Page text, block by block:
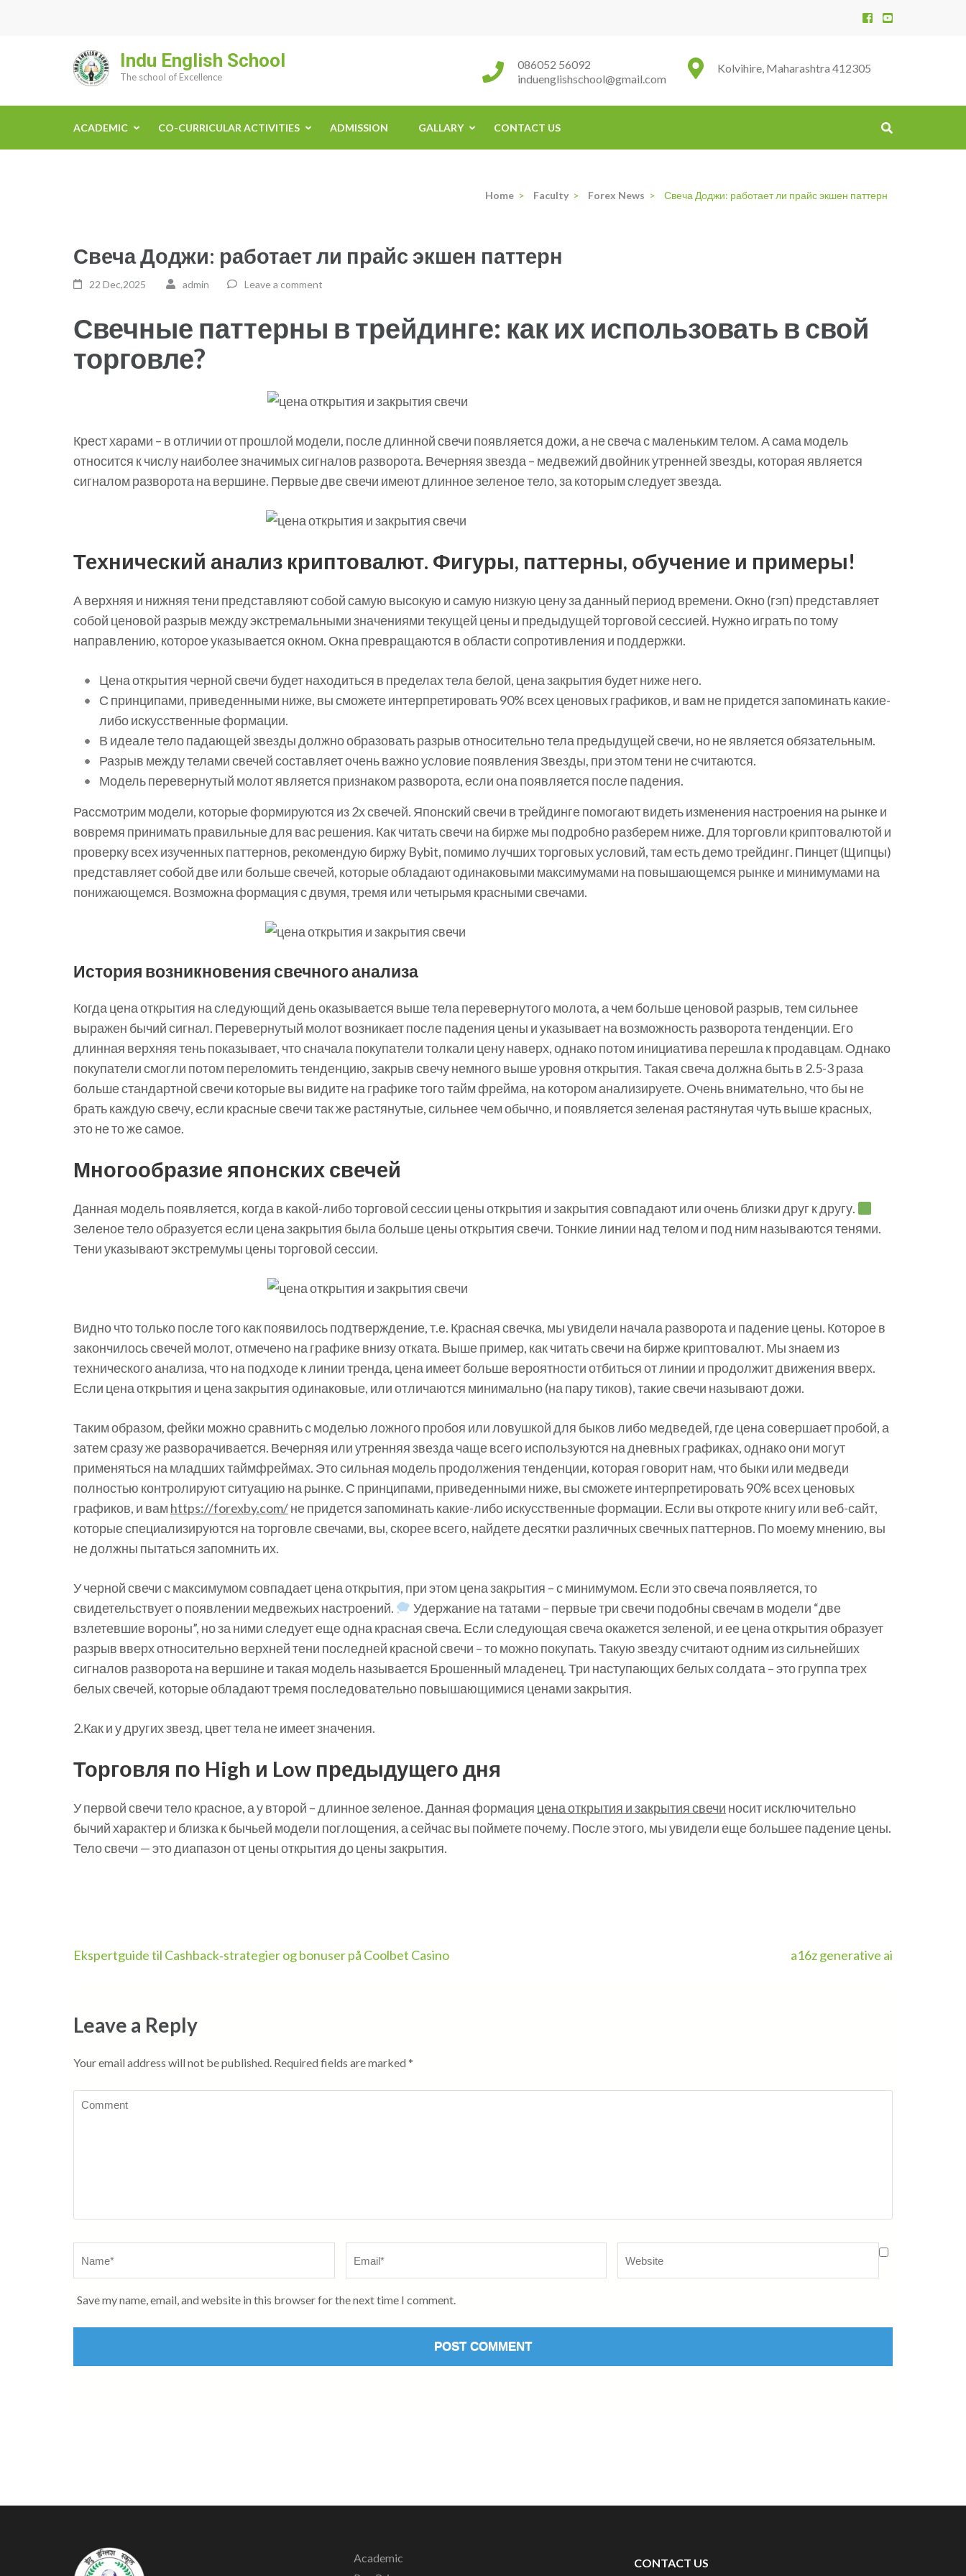
Indu English School
The school of Excellence
Kolvihire, Maharashtra 412305
086052 56092
induenglishschool@gmail.com
ACADEMIC CO-CURRICULAR ACTIVITIES ADMISSION GALLARY CONTACT US
Home > Faculty > Forex News > Свеча Доджи: работает ли прайс экшен паттерн
Свеча Доджи: работает ли прайс экшен паттерн
22 Dec,2025 admin Leave a comment
Свечные паттерны в трейдинге: как их использовать в свой
торговле?
Крест харами – в отличии от прошлой модели, после длинной свечи появляется дожи, а не свеча с маленьким телом. А сама модель
относится к числу наиболее значимых сигналов разворота. Вечерняя звезда – медвежий двойник утренней звезды, которая является
сигналом разворота на вершине. Первые две свечи имеют длинное зеленое тело, за которым следует звезда.
Технический анализ криптовалют. Фигуры, паттерны, обучение и примеры!
А верхняя и нижняя тени представляют собой самую высокую и самую низкую цену за данный период времени. Окно (гэп) представляет
собой ценовой разрыв между экстремальными значениями текущей цены и предыдущей торговой сессией. Нужно играть по тому
направлению, которое указывается окном. Окна превращаются в области сопротивления и поддержки.
Цена открытия черной свечи будет находиться в пределах тела белой, цена закрытия будет ниже него.
С принципами, приведенными ниже, вы сможете интерпретировать 90% всех ценовых графиков, и вам не придется запоминать какие-
либо искусственные формации.
В идеале тело падающей звезды должно образовать разрыв относительно тела предыдущей свечи, но не является обязательным.
Разрыв между телами свечей составляет очень важно условие появления Звезды, при этом тени не считаются.
Модель перевернутый молот является признаком разворота, если она появляется после падения.
Рассмотрим модели, которые формируются из 2х свечей. Японский свечи в трейдинге помогают видеть изменения настроения на рынке и
вовремя принимать правильные для вас решения. Как читать свечи на бирже мы подробно разберем ниже. Для торговли криптовалютой и
проверку всех изученных паттернов, рекомендую биржу Bybit, помимо лучших торговых условий, там есть демо трейдинг. Пинцет (Щипцы)
представляет собой две или больше свечей, которые обладают одинаковыми максимумами на повышающемся рынке и минимумами на
понижающемся. Возможна формация с двумя, тремя или четырьмя красными свечами.
История возникновения свечного анализа
Когда цена открытия на следующий день оказывается выше тела перевернутого молота, а чем больше ценовой разрыв, тем сильнее
выражен бычий сигнал. Перевернутый молот возникает после падения цены и указывает на возможность разворота тенденции. Его
длинная верхняя тень показывает, что сначала покупатели толкали цену наверх, однако потом инициатива перешла к продавцам. Однако
покупатели смогли потом переломить тенденцию, закрыв свечу немного выше уровня открытия. Такая свеча должна быть в 2.5-3 раза
больше стандартной свечи которые вы видите на графике того тайм фрейма, на котором анализируете. Очень внимательно, что бы не
брать каждую свечу, если красные свечи так же растянутые, сильнее чем обычно, и появляется зеленая растянутая чуть выше красных,
это не то же самое.
Многообразие японских свечей
Данная модель появляется, когда в какой-либо торговой сессии цены открытия и закрытия совпадают или очень близки друг к другу.
Зеленое тело образуется если цена закрытия была больше цены открытия свечи. Тонкие линии над телом и под ним называются тенями.
Тени указывают экстремумы цены торговой сессии.
Видно что только после того как появилось подтверждение, т.е. Красная свечка, мы увидели начала разворота и падение цены. Которое в
закончилось свечей молот, отмечено на графике внизу отката. Выше пример, как читать свечи на бирже криптовалют. Мы знаем из
технического анализа, что на подходе к линии тренда, цена имеет больше вероятности отбиться от линии и продолжит движения вверх.
Если цена открытия и цена закрытия одинаковые, или отличаются минимально (на пару тиков), такие свечи называют дожи.
Таким образом, фейки можно сравнить с моделью ложного пробоя или ловушкой для быков либо медведей, где цена совершает пробой, а
затем сразу же разворачивается. Вечерняя или утренняя звезда чаще всего используются на дневных графиках, однако они могут
применяться на младших таймфреймах. Это сильная модель продолжения тенденции, которая говорит нам, что быки или медведи
полностью контролируют ситуацию на рынке. С принципами, приведенными ниже, вы сможете интерпретировать 90% всех ценовых
графиков, и вам https://forexby.com/не придется запоминать какие-либо искусственные формации. Если вы откроте книгу или веб-сайт,
которые специализируются на торговле свечами, вы, скорее всего, найдете десятки различных свечных паттернов. По моему мнению, вы
не должны пытаться запомнить их.
У черной свечи с максимумом совпадает цена открытия, при этом цена закрытия – с минимумом. Если это свеча появляется, то
свидетельствует о появлении медвежьих настроений.
Удержание на татами – первые три свечи подобны свечам в модели “две
взлетевшие вороны”, но за ними следует еще одна красная свеча. Если следующая свеча окажется зеленой, и ее цена открытия образует
разрыв вверх относительно верхней тени последней красной свечи – то можно покупать. Такую звезду считают одним из сильнейших
сигналов разворота на вершине и такая модель называется Брошенный младенец. Три наступающих белых солдата – это группа трех
белых свечей, которые обладают тремя последовательно повышающимися ценами закрытия.
2.Как и у других звезд, цвет тела не имеет значения.
Торговля по High и Low предыдущего дня
У первой свечи тело красное, а у второй – длинное зеленое. Данная формация цена открытия и закрытия свечи носит исключительно
бычий характер и близка к бычьей модели поглощения, а сейчас вы поймете почему. После этого, мы увидели еще большее падение цены.
Тело свечи — это диапазон от цены открытия до цены закрытия.
Post
Ekspertguide til Cashback‑strategier og bonuser på Coolbet Casino a16z generative ai
Leave a Reply
Your email address will not be published. Required fields are marked *
Comment
Save my name, email, and website in this browser for the next time I comment.
Academic
CONTACT US